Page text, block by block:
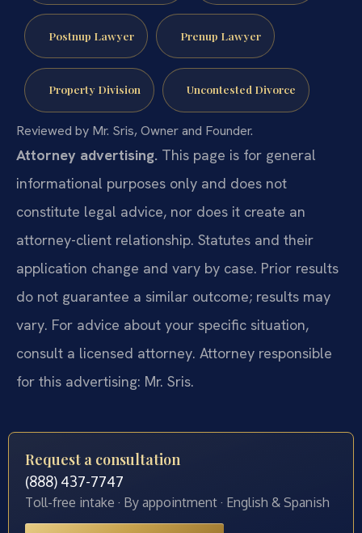
Postnup Lawyer Prenup Lawyer
Property Division Uncontested Divorce
Reviewed by Mr. Sris, Owner and Founder.
Attorney advertising. This page is for general
informational purposes only and does not
constitute legal advice, nor does it create an
attorney-client relationship. Statutes and their
application change and vary by case. Prior results
do not guarantee a similar outcome; results may
vary. For advice about your specific situation,
consult a licensed attorney. Attorney responsible
for this advertising: Mr. Sris.
Request a consultation
(888) 437-7747
Toll-free intake · By appointment · English & Spanish